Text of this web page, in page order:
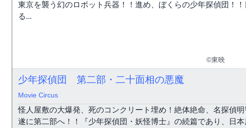
東京を襲う幻のロボット兵器！！進め、ぼくらの少年探偵団！
る...
©東映
少年探偵団 第二部・二十面相の悪魔
Movie Circus
怪人屋敷の大爆発、死のコンクリート埋め！絶体絶命、名探偵明
遂に第二部へ！！『少年探偵団・妖怪博士』の続篇であり、日